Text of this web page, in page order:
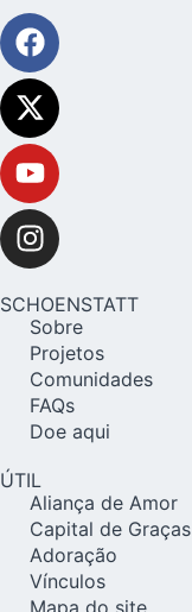
SCHOENSTATT
Sobre
Projetos
Comunidades
FAQs
Doe aqui
ÚTIL
Aliança de Amor
Capital de Graças
Adoração
Vínculos
Mapa do site